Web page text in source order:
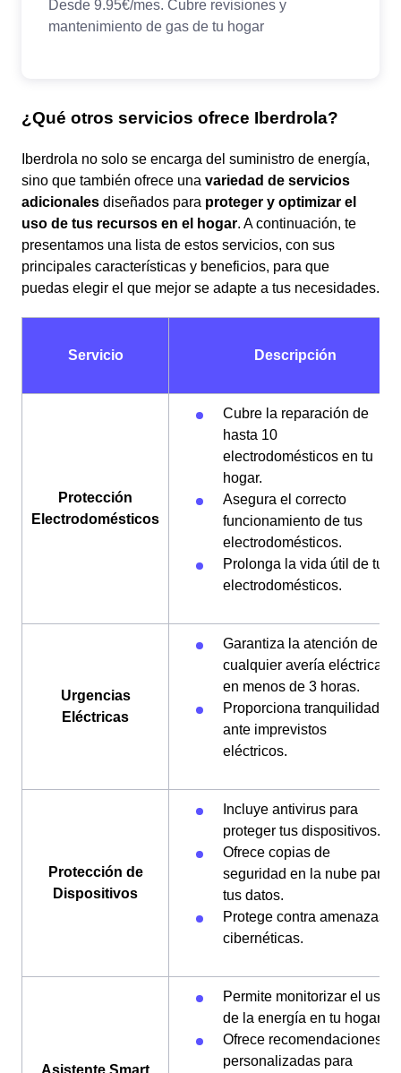
¿Qué otros servicios ofrece Iberdrola?
Iberdrola no solo se encarga del suministro de energía,
sino que también ofrece una variedad de servicios
adicionales diseñados para proteger y optimizar el
uso de tus recursos en el hogar. A continuación, te
presentamos una lista de estos servicios, con sus
principales características y beneficios, para que
puedas elegir el que mejor se adapte a tus necesidades.
Servicio Descripción
Protección
Electrodomésticos
Cubre la reparación de
hasta 10
electrodomésticos en tu
hogar.
Asegura el correcto
funcionamiento de tus
electrodomésticos.
Prolonga la vida útil de tus
electrodomésticos.
Urgencias
Eléctricas
Garantiza la atención de
cualquier avería eléctrica
en menos de 3 horas.
Proporciona tranquilidad
ante imprevistos
eléctricos.
Protección de
Dispositivos
Incluye antivirus para
proteger tus dispositivos.
Ofrece copias de
seguridad en la nube para
tus datos.
Protege contra amenazas
cibernéticas.
Permite monitorizar el uso
de la energía en tu hogar.
Ofrece recomendaciones
personalizadas para